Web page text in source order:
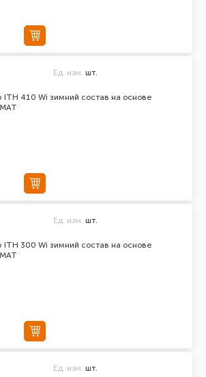
ITH 410 Wi зимний состав на основе
Ед. изм. шт.
ITH 300 Wi зимний состав на основе
Ед. изм. шт.
Ед. изм. шт.